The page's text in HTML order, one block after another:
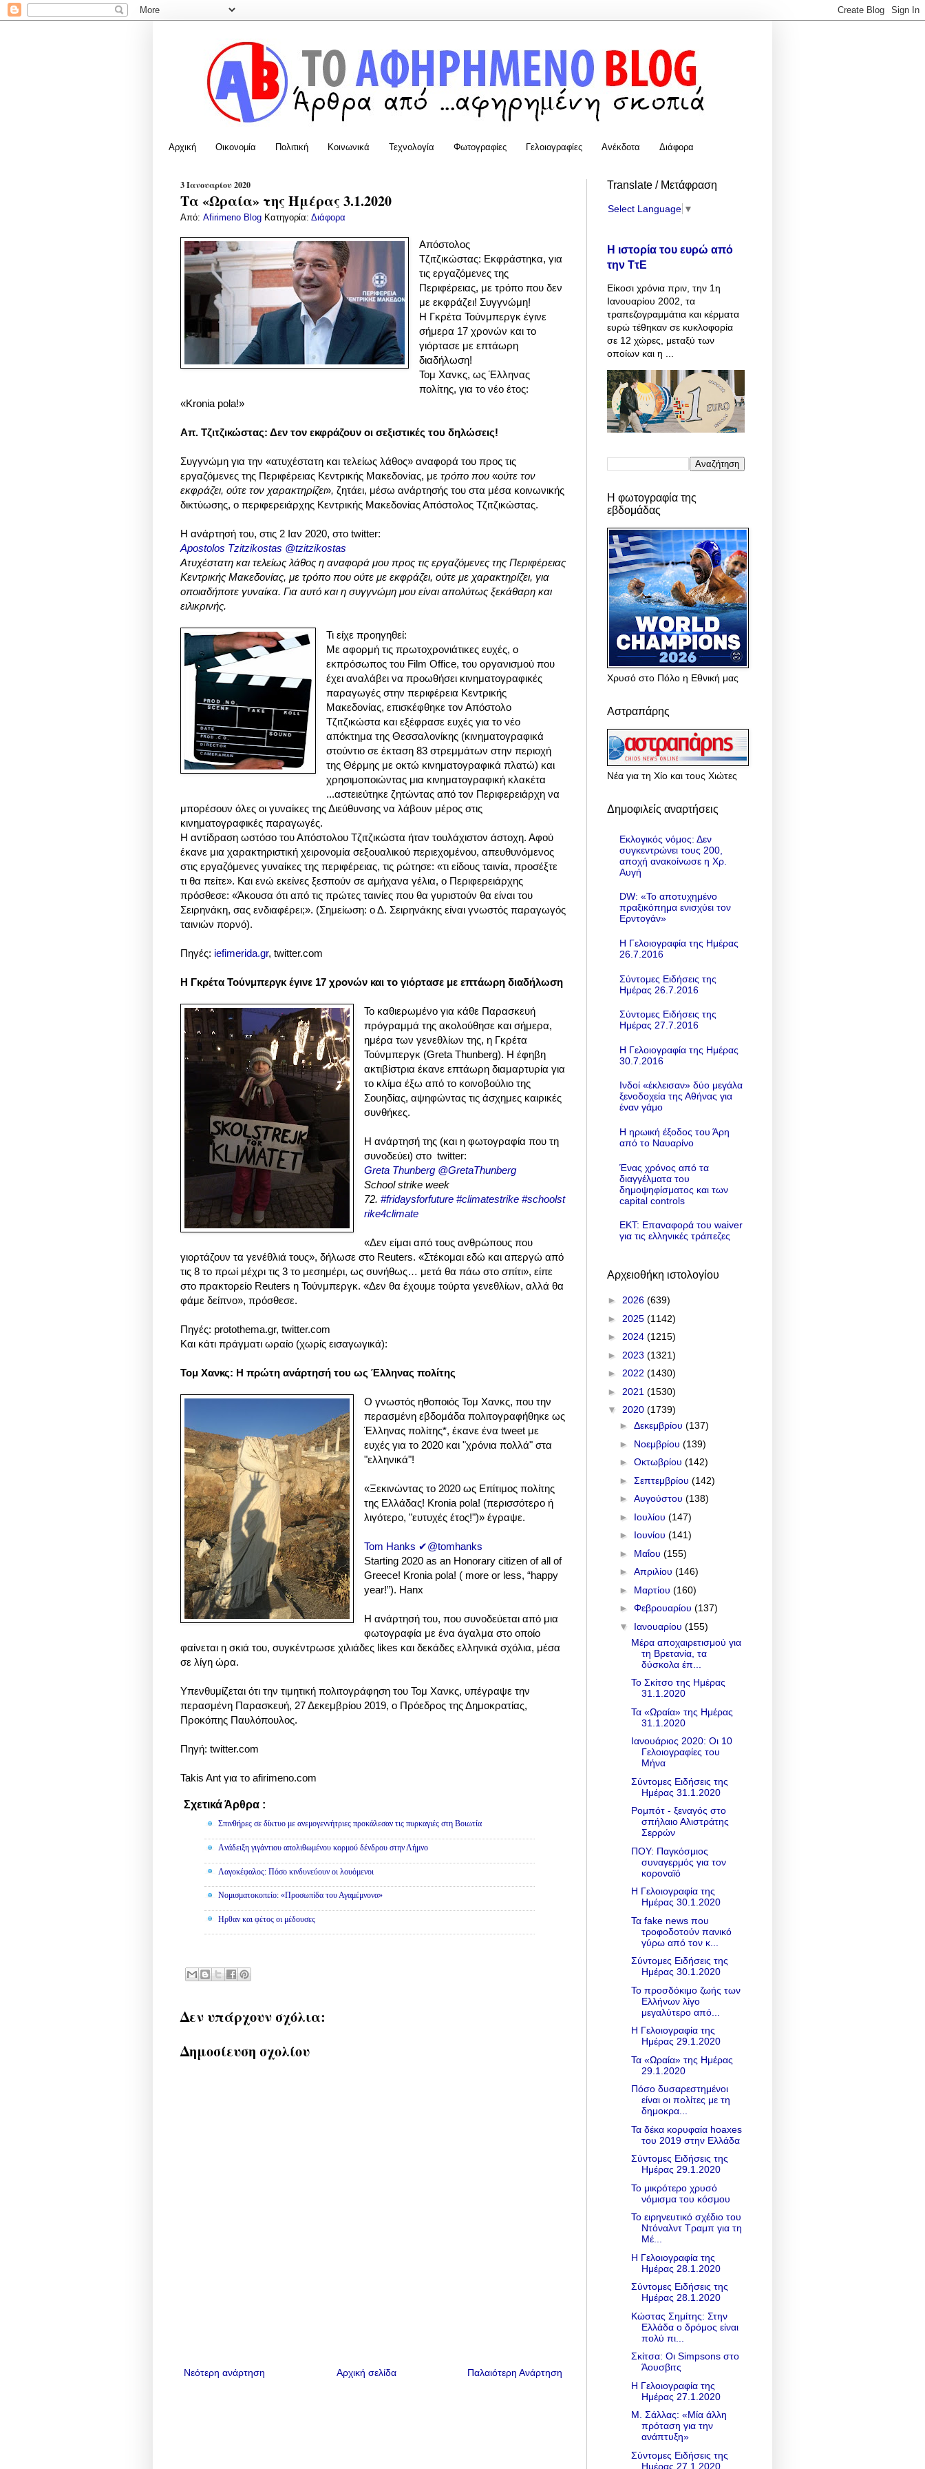
Αρχική Οικονομία Πολιτική Κοινωνικά Τεχνολογία Φωτογραφίες Γελοιογραφίες Ανέκδοτα Διάφορα
3 Ιανουαρίου 2020
Τα «Ωραία» της Ημέρας 3.1.2020
Από: Afirimeno Blog Κατηγορία: Διάφορα
Απόστολος
Τζιτζικώστας: Εκφράστηκα, για
τις εργαζόμενες της
Περιφέρειας, με τρόπο που δεν
με εκφράζει! Συγγνώμη!
Η Γκρέτα Τούνμπεργκ έγινε
σήμερα 17 χρονών και το
γιόρτασε με επτάωρη
διαδήλωση!
Τομ Χανκς, ως Έλληνας
πολίτης, για το νέο έτος:
«Kronia pola!»
Απ. Τζιτζικώστας: Δεν τον εκφράζουν οι σεξιστικές του δηλώσεις!
Συγγνώμη για την «ατυχέστατη και τελείως λάθος» αναφορά του προς τις
εργαζόμενες της Περιφέρειας Κεντρικής Μακεδονίας, με τρόπο που «ούτε τον
εκφράζει, ούτε τον χαρακτηρίζει», ζητάει, μέσω ανάρτησής του στα μέσα κοινωνικής
δικτύωσης, ο περιφερειάρχης Κεντρικής Μακεδονίας Απόστολος Τζιτζικώστας.
Η ανάρτησή του, στις 2 Ιαν 2020, στο twitter:
Apostolos Tzitzikostas @tzitzikostas
Ατυχέστατη και τελείως λάθος η αναφορά μου προς τις εργαζόμενες της Περιφέρειας
Κεντρικής Μακεδονίας, με τρόπο που ούτε με εκφράζει, ούτε με χαρακτηρίζει, για
οποιαδήποτε γυναίκα. Για αυτό και η συγγνώμη μου είναι απολύτως ξεκάθαρη και
ειλικρινής.
Τι είχε προηγηθεί:
Με αφορμή τις πρωτοχρονιάτικες ευχές, ο
εκπρόσωπος του Film Office, του οργανισμού που
έχει αναλάβει να προωθήσει κινηματογραφικές
παραγωγές στην περιφέρεια Κεντρικής
Μακεδονίας, επισκέφθηκε τον Απόστολο
Τζιτζικώστα και εξέφρασε ευχές για το νέο
απόκτημα της Θεσσαλονίκης (κινηματογραφικά
στούντιο σε έκταση 83 στρεμμάτων στην περιοχή
της Θέρμης με οκτώ κινηματογραφικά πλατώ) και
χρησιμοποιώντας μια κινηματογραφική κλακέτα
...αστειεύτηκε ζητώντας από τον Περιφερειάρχη να
μπορέσουν όλες οι γυναίκες της Διεύθυνσης να λάβουν μέρος στις
κινηματογραφικές παραγωγές.
Η αντίδραση ωστόσο του Απόστολου Τζιτζικώστα ήταν τουλάχιστον άστοχη. Αφού
έκανε μια χαρακτηριστική χειρονομία σεξουαλικού περιεχομένου, απευθυνόμενος
στις εργαζόμενες γυναίκες της περιφέρειας, τις ρώτησε: «τι είδους ταινία, προσέξτε
τι θα πείτε». Και ενώ εκείνες ξεσπούν σε αμήχανα γέλια, ο Περιφερειάρχης
πρόσθεσε: «Άκουσα ότι από τις πρώτες ταινίες που θα γυριστούν θα είναι του
Σειρηνάκη, σας ενδιαφέρει;». (Σημείωση: ο Δ. Σειρηνάκης είναι γνωστός παραγωγός
ταινιών πορνό).
Πηγές: iefimerida.gr, twitter.com
Η Γκρέτα Τούνμπεργκ έγινε 17 χρονών και το γιόρτασε με επτάωρη διαδήλωση
Το καθιερωμένο για κάθε Παρασκευή
πρόγραμμά της ακολούθησε και σήμερα,
ημέρα των γενεθλίων της, η Γκρέτα
Τούνμπεργκ (Greta Thunberg). Η έφηβη
ακτιβίστρια έκανε επτάωρη διαμαρτυρία για
το κλίμα έξω από το κοινοβούλιο της
Σουηδίας, αψηφώντας τις άσχημες καιρικές
συνθήκες.
Η ανάρτησή της (και η φωτογραφία που τη
συνοδεύει) στο twitter:
Greta Thunberg @GretaThunberg
School strike week
72.#fridaysforfuture #climatestrike #schoolst
rike4climate
«Δεν είμαι από τους ανθρώπους που
γιορτάζουν τα γενέθλιά τους», δήλωσε στο Reuters. «Στέκομαι εδώ και απεργώ από
τις 8 το πρωί μέχρι τις 3 το μεσημέρι, ως συνήθως… μετά θα πάω στο σπίτι», είπε
στο πρακτορείο Reuters η Τούνμπεργκ. «Δεν θα έχουμε τούρτα γενεθλίων, αλλά θα
φάμε δείπνο», πρόσθεσε.
Πηγές: protothema.gr, twitter.com
Και κάτι πράγματι ωραίο (χωρίς εισαγωγικά):
Τομ Χανκς: Η πρώτη ανάρτησή του ως Έλληνας πολίτης
Ο γνωστός ηθοποιός Τομ Χανκς, που την
περασμένη εβδομάδα πολιτογραφήθηκε ως
Έλληνας πολίτης*, έκανε ένα tweet με
ευχές για το 2020 και "χρόνια πολλά" στα
"ελληνικά"!
«Ξεκινώντας το 2020 ως Επίτιμος πολίτης
της Ελλάδας! Kronia pola! (περισσότερο ή
λιγότερο, "ευτυχές έτος!")» έγραψε.
Tom Hanks ✔@tomhanks
Starting 2020 as an Honorary citizen of all of
Greece! Kronia pola! ( more or less, “happy
year!”). Hanx
Η ανάρτησή του, που συνοδεύεται από μια
φωτογραφία με ένα άγαλμα στο οποίο
φαίνεται η σκιά του, συγκέντρωσε χιλιάδες likes και δεκάδες ελληνικά σχόλια, μέσα
σε λίγη ώρα.
Υπενθυμίζεται ότι την τιμητική πολιτογράφηση του Τομ Χανκς, υπέγραψε την
περασμένη Παρασκευή, 27 Δεκεμβρίου 2019, ο Πρόεδρος της Δημοκρατίας,
Προκόπης Παυλόπουλος.
Πηγή: twitter.com
Takis Ant για το afirimeno.com
Σχετικά Άρθρα :
Σπινθήρες σε δίκτυο με ανεμογεννήτριες προκάλεσαν τις πυρκαγιές στη Βοιωτία
Aνάδειξη γιγάντιου απολιθωμένου κορμού δένδρου στην Λήμνο
Λαγοκέφαλος: Πόσο κινδυνεύουν οι λουόμενοι
Νομισματοκοπείο: «Προσωπίδα του Αγαμέμνονα»
Ηρθαν και φέτος οι μέδουσες
Δεν υπάρχουν σχόλια:
Δημοσίευση σχολίου
Νεότερη ανάρτηση Παλαιότερη Ανάρτηση
Αρχική σελίδα
Translate / Μετάφραση
Select Language ▼
Η ιστορία του ευρώ από
την ΤτΕ
Είκοσι χρόνια πριν, την 1η
Ιανουαρίου 2002, τα
τραπεζογραμμάτια και κέρματα
ευρώ τέθηκαν σε κυκλοφορία
σε 12 χώρες, μεταξύ των
οποίων και η ...
Η φωτογραφία της
εβδομάδας
Χρυσό στο Πόλο η Εθνική μας
Αστραπάρης
Νέα για τη Χίο και τους Χιώτες
Δημοφιλείς αναρτήσεις
Εκλογικός νόμος: Δεν
συγκεντρώνει τους 200,
αποχή ανακοίνωσε η Χρ.
Αυγή
DW: «To αποτυχημένο
πραξικόπημα ενισχύει τον
Ερντογάν»
Η Γελοιογραφία της Ημέρας
26.7.2016
Σύντομες Ειδήσεις της
Ημέρας 26.7.2016
Σύντομες Ειδήσεις της
Ημέρας 27.7.2016
Η Γελοιογραφία της Ημέρας
30.7.2016
Ινδοί «έκλεισαν» δύο μεγάλα
ξενοδοχεία της Αθήνας για
έναν γάμο
Η ηρωική έξοδος του Άρη
από το Ναυαρίνο
Ένας χρόνος από τα
διαγγέλματα του
δημοψηφίσματος και των
capital controls
ΕΚΤ: Επαναφορά του waiver
για τις ελληνικές τράπεζες
Αρχειοθήκη ιστολογίου
► 2026 (639)
► 2025 (1142)
► 2024 (1215)
► 2023 (1321)
► 2022 (1430)
► 2021 (1530)
▼ 2020 (1739)
► Δεκεμβρίου (137)
► Νοεμβρίου (139)
► Οκτωβρίου (142)
► Σεπτεμβρίου (142)
► Αυγούστου (138)
► Ιουλίου (147)
► Ιουνίου (141)
► Μαΐου (155)
► Απριλίου (146)
► Μαρτίου (160)
► Φεβρουαρίου (137)
▼ Ιανουαρίου (155)
Μέρα αποχαιρετισμού για
τη Βρετανία, τα
δύσκολα έπ...
Το Σκίτσο της Ημέρας
31.1.2020
Τα «Ωραία» της Ημέρας
31.1.2020
Ιανουάριος 2020: Οι 10
Γελοιογραφίες του
Μήνα
Σύντομες Ειδήσεις της
Ημέρας 31.1.2020
Ρομπότ - ξεναγός στο
σπήλαιο Αλιστράτης
Σερρών
ΠΟΥ: Παγκόσμιος
συναγερμός για τον
κοροναϊό
Η Γελοιογραφία της
Ημέρας 30.1.2020
Τα fake news που
τροφοδοτούν πανικό
γύρω από τον κ...
Σύντομες Ειδήσεις της
Ημέρας 30.1.2020
Το προσδόκιμο ζωής των
Ελλήνων λίγο
μεγαλύτερο από...
Η Γελοιογραφία της
Ημέρας 29.1.2020
Τα «Ωραία» της Ημέρας
29.1.2020
Πόσο δυσαρεστημένοι
είναι οι πολίτες με τη
δημοκρα...
Τα δέκα κορυφαία hoaxes
του 2019 στην Ελλάδα
Σύντομες Ειδήσεις της
Ημέρας 29.1.2020
Το μικρότερο χρυσό
νόμισμα του κόσμου
Το ειρηνευτικό σχέδιο του
Ντόναλντ Τραμπ για τη
Μέ...
Η Γελοιογραφία της
Ημέρας 28.1.2020
Σύντομες Ειδήσεις της
Ημέρας 28.1.2020
Κώστας Σημίτης: Στην
Ελλάδα ο δρόμος είναι
πολύ πι...
Σκίτσα: Οι Simpsons στο
Άουσβιτς
Η Γελοιογραφία της
Ημέρας 27.1.2020
Μ. Σάλλας: «Μία άλλη
πρόταση για την
ανάπτυξη»
Σύντομες Ειδήσεις της
Ημέρας 27.1.2020